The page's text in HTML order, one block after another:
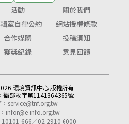
活動
關於我們
室自律公約
網站授權條款
合作媒體
投稿須知
獲獎紀錄 意見回饋
環境資訊中心 版權所有
衛部救字第1141364365號
service@tnf.org.tw
infor@e-info.org.tw
10101-666／02-2910-6000